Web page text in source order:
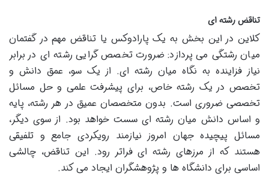
تناقض رشته ای
کلاین در این بخش به یک پارادوکس یا تناقض مهم در گفتمان
میان رشتگی می پردازد: ضرورت تخصص گرایی رشته ای در برابر
نیاز فزاینده به نگاه میان رشته ای. از یک سو، عمق دانش و
تخصص در یک رشته خاص، برای پیشرفت علمی و حل مسائل
تخصصی ضروری است. بدون متخصصان عمیق در هر رشته، پایه
و اساس دانش میان رشته ای سست خواهد بود. از سوی دیگر،
مسائل پیچیده جهان امروز نیازمند رویکردی جامع و تلفیقی
هستند که از مرزهای رشته ای فراتر رود. این تناقض، چالشی
اساسی برای دانشگاه ها و پژوهشگران ایجاد می کند.